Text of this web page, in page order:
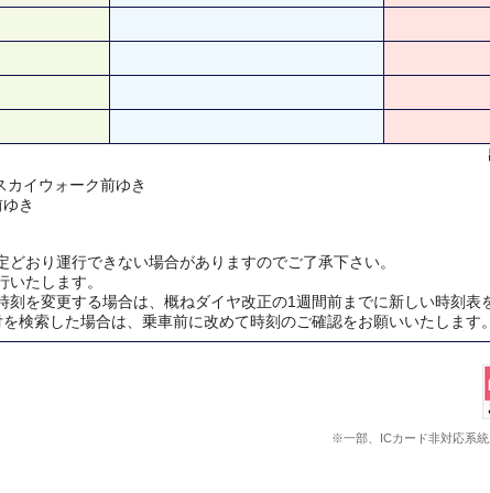
イウォーク前ゆき
き
おり運行できない場合がありますのでご了承下さい。
たします。
刻を変更する場合は、概ねダイヤ改正の1週間前までに新しい時刻表
検索した場合は、乗車前に改めて時刻のご確認をお願いいたします。
※一部、ICカード非対応系統